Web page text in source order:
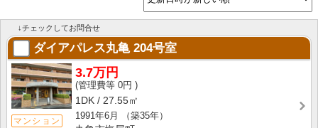
↓チェックしてお問合せ
ダイアパレス丸亀204号室
マンション
3.7万円
0円
1DK
27.55㎡
1991年6月
（築35年）